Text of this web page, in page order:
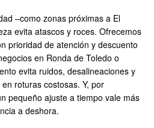
–como zonas próximas a El
evita atascos y roces. Ofrecemos
prioridad de atención y descuento
en Ronda de Toledo o
evita ruidos, desalineaciones y
roturas costosas. Y, por
pequeño ajuste a tiempo vale más
a deshora.